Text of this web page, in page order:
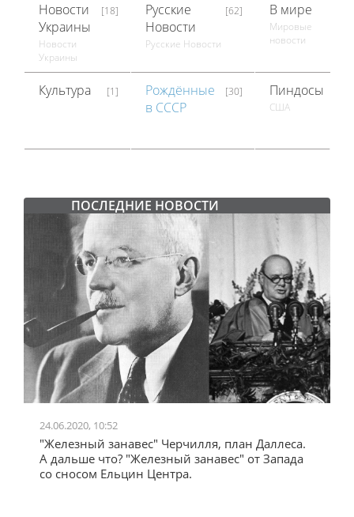
Новости
Украины
[18]
Новости
Украины
Русские
Новости
[62]
Русские Новости
В мире
Мировые
новости
Культура [1]
Рождённые
в СССР
[30] Пиндосы
США
ПОСЛЕДНИЕ НОВОСТИ
24.06.2020, 10:52
"Железный занавес" Черчилля, план Даллеса.
А дальше что? "Железный занавес" от Запада
со сносом Ельцин Центра.